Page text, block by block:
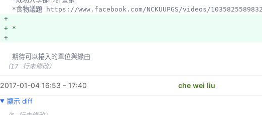
*食物議題 https://www.facebook.com/NCKUUPGS/videos/
+
+ *
+
  期待可以捲入的單位與緣由
（17 行未修改）
2017-01-04 16:53 – 17:40 che wei liu
顯示 diff